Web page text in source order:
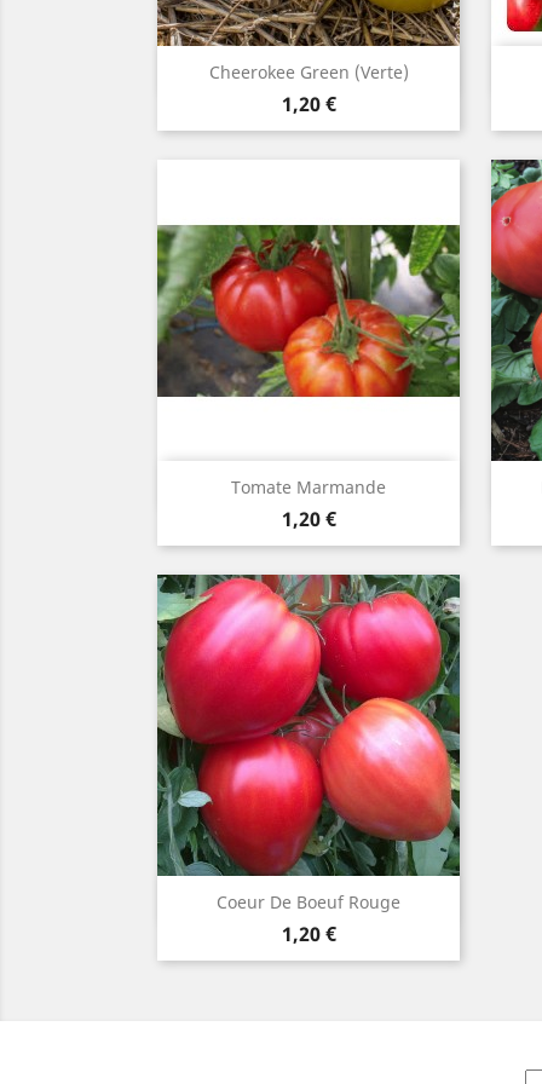
Cheerokee Green (verte)
Prix
1,20 €
Aperçu rapide
Tomate Marmande
Prix
1,20 €
Aperçu rapide
Coeur De Boeuf Rouge
Prix
1,20 €
Aperçu rapide